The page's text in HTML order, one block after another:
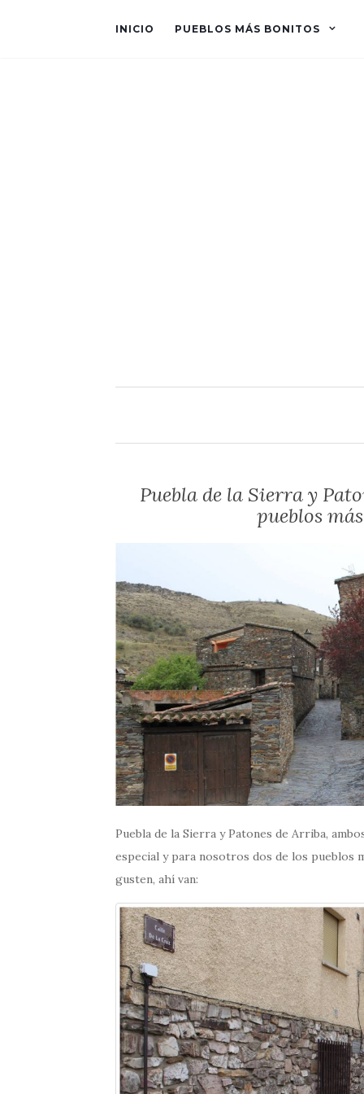
INICIO PUEBLOS MÁS BONITOS
Puebla de la Sierra y
pueblos
Puebla de la Sierra y Patones de Arriba,
especial y para nosotros dos de los pueblos
gusten, ahí van: